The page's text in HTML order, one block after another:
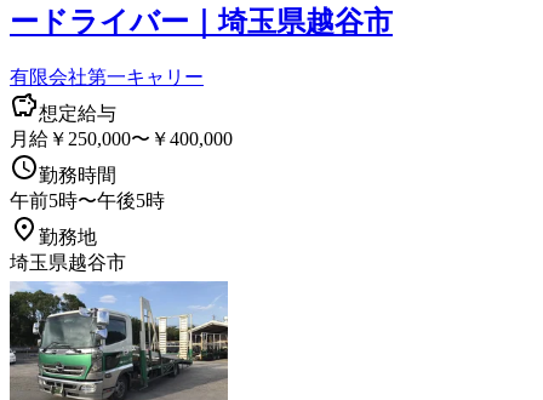
ードライバー｜埼玉県越谷市
有限会社第一キャリー
想定給与
月給￥250,000〜￥400,000
勤務時間
午前5時〜午後5時
勤務地
埼玉県越谷市